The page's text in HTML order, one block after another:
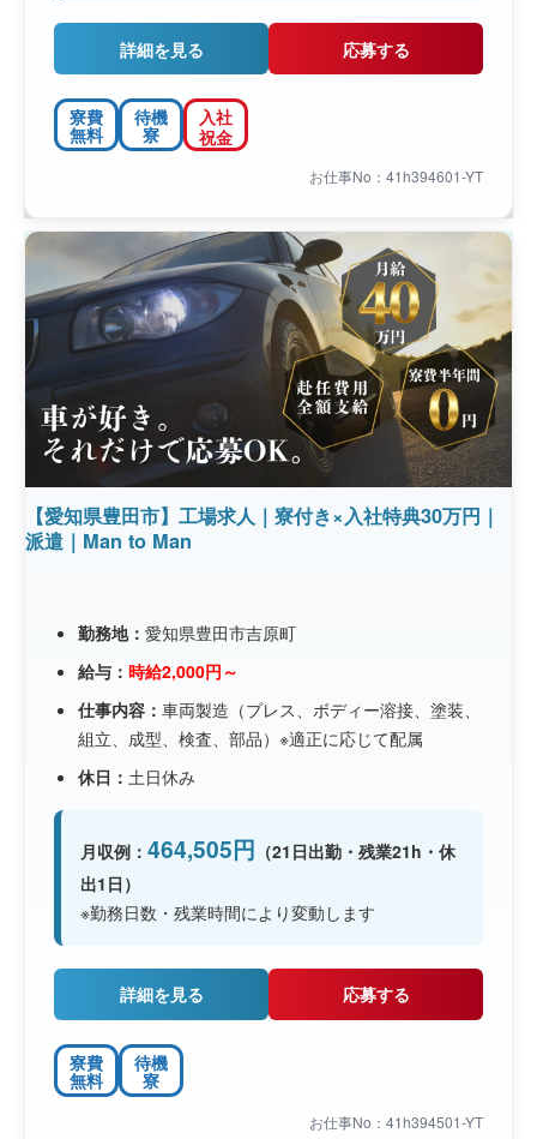
詳細を見る 応募する
寮費
無料
待機
寮
入社
祝金
お仕事No：41h394601-YT
【愛知県豊田市】工場求人｜寮付き×入社特典30万円｜
派遣｜Man to Man
勤務地： 愛知県豊田市吉原町
給与： 時給2,000円～
仕事内容： 車両製造（プレス、ボディー溶接、塗装、
組立、成型、検査、部品）※適正に応じて配属
休日： 土日休み
月収例： 464,505円 （21日出勤・残業21h・休
出1日）
※勤務日数・残業時間により変動します
詳細を見る 応募する
寮費
無料
待機
寮
お仕事No：41h394501-YT